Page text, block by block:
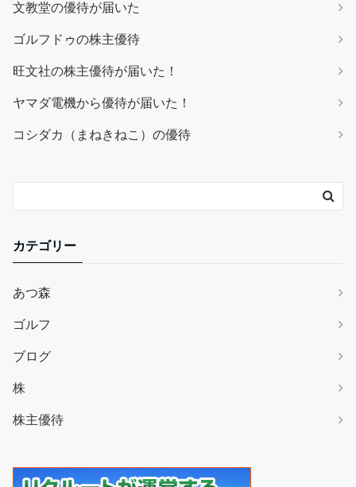
文教堂の優待が届いた
ゴルフドゥの株主優待
旺文社の株主優待が届いた！
ヤマダ電機から優待が届いた！
コシダカ（まねきねこ）の優待
カテゴリー
あつ森
ゴルフ
ブログ
株
株主優待